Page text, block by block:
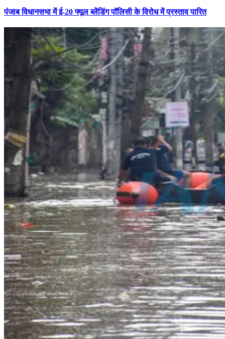
पंजाब विधानसभा में ई-20 फ्यूल ब्लेंडिंग पॉलिसी के विरोध में प्रस्ताव पारित